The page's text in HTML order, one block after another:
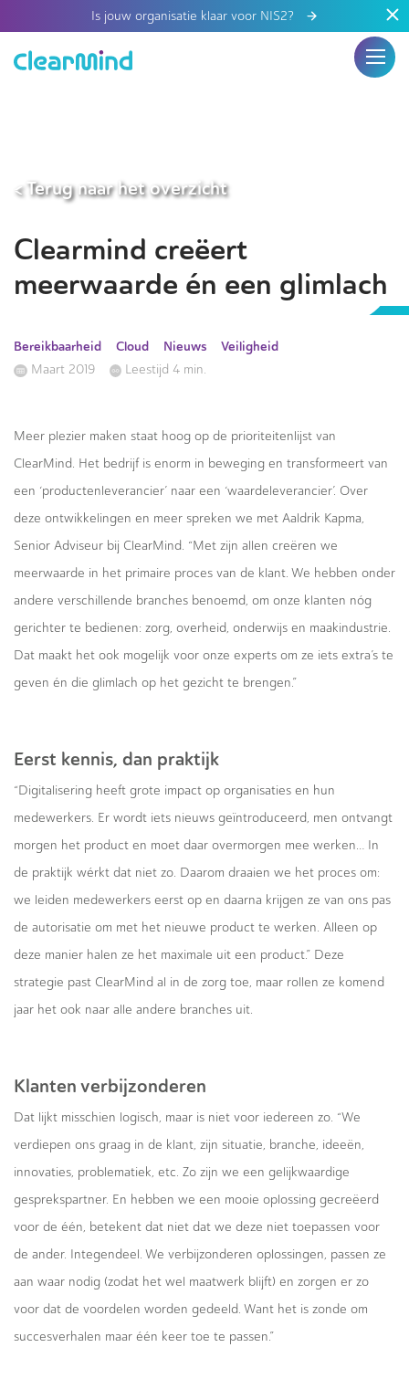
Is jouw organisatie klaar voor NIS2?
< Terug naar het overzicht
Clearmind creëert
meerwaarde én een glimlach
Bereikbaarheid Cloud Nieuws Veiligheid
Maart 2019 Leestijd 4 min.
Meer plezier maken staat hoog op de prioriteitenlijst van
ClearMind. Het bedrijf is enorm in beweging en transformeert van
een ‘productenleverancier’ naar een ‘waardeleverancier’. Over
deze ontwikkelingen en meer spreken we met Aaldrik Kapma,
Senior Adviseur bij ClearMind. “Met zijn allen creëren we
meerwaarde in het primaire proces van de klant. We hebben onder
andere verschillende branches benoemd, om onze klanten nóg
gerichter te bedienen: zorg, overheid, onderwijs en maakindustrie.
Dat maakt het ook mogelijk voor onze experts om ze iets extra’s te
geven én die glimlach op het gezicht te brengen.”
Eerst kennis, dan praktijk
“Digitalisering heeft grote impact op organisaties en hun
medewerkers. Er wordt iets nieuws geïntroduceerd, men ontvangt
morgen het product en moet daar overmorgen mee werken… In
de praktijk wérkt dat niet zo. Daarom draaien we het proces om:
we leiden medewerkers eerst op en daarna krijgen ze van ons pas
de autorisatie om met het nieuwe product te werken. Alleen op
deze manier halen ze het maximale uit een product.” Deze
strategie past ClearMind al in de zorg toe, maar rollen ze komend
jaar het ook naar alle andere branches uit.
Klanten verbijzonderen
Dat lijkt misschien logisch, maar is niet voor iedereen zo. “We
verdiepen ons graag in de klant, zijn situatie, branche, ideeën,
innovaties, problematiek, etc. Zo zijn we een gelijkwaardige
gesprekspartner. En hebben we een mooie oplossing gecreëerd
voor de één, betekent dat niet dat we deze niet toepassen voor
de ander. Integendeel. We verbijzonderen oplossingen, passen ze
aan waar nodig (zodat het wel maatwerk blijft) en zorgen er zo
voor dat de voordelen worden gedeeld. Want het is zonde om
succesverhalen maar één keer toe te passen.”